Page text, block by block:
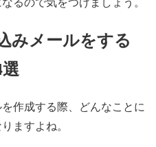
みメールをする
作成する際、どんなことに
ますよね。